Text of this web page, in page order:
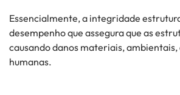
Essencialmente, a integridade
desempenho que assegura que as
causando danos materiais, ambientais,
humanas.